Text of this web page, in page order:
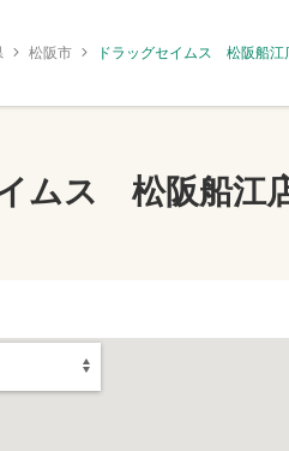
松阪市 ドラッグセイムス 松阪船江
ムス 松阪船江